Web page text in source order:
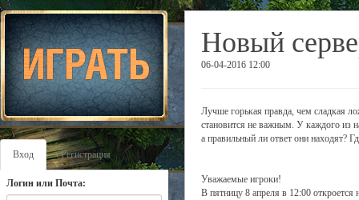
Вход Регистрация
Логин или Почта:
Новый
06-04-2016 12:00
Лучше горькая правда, чем сладкая
становится не важным. У каждого из
а правильный ли ответ они находят?
Уважаемые игроки!
В пятницу 8 апреля в 12:00